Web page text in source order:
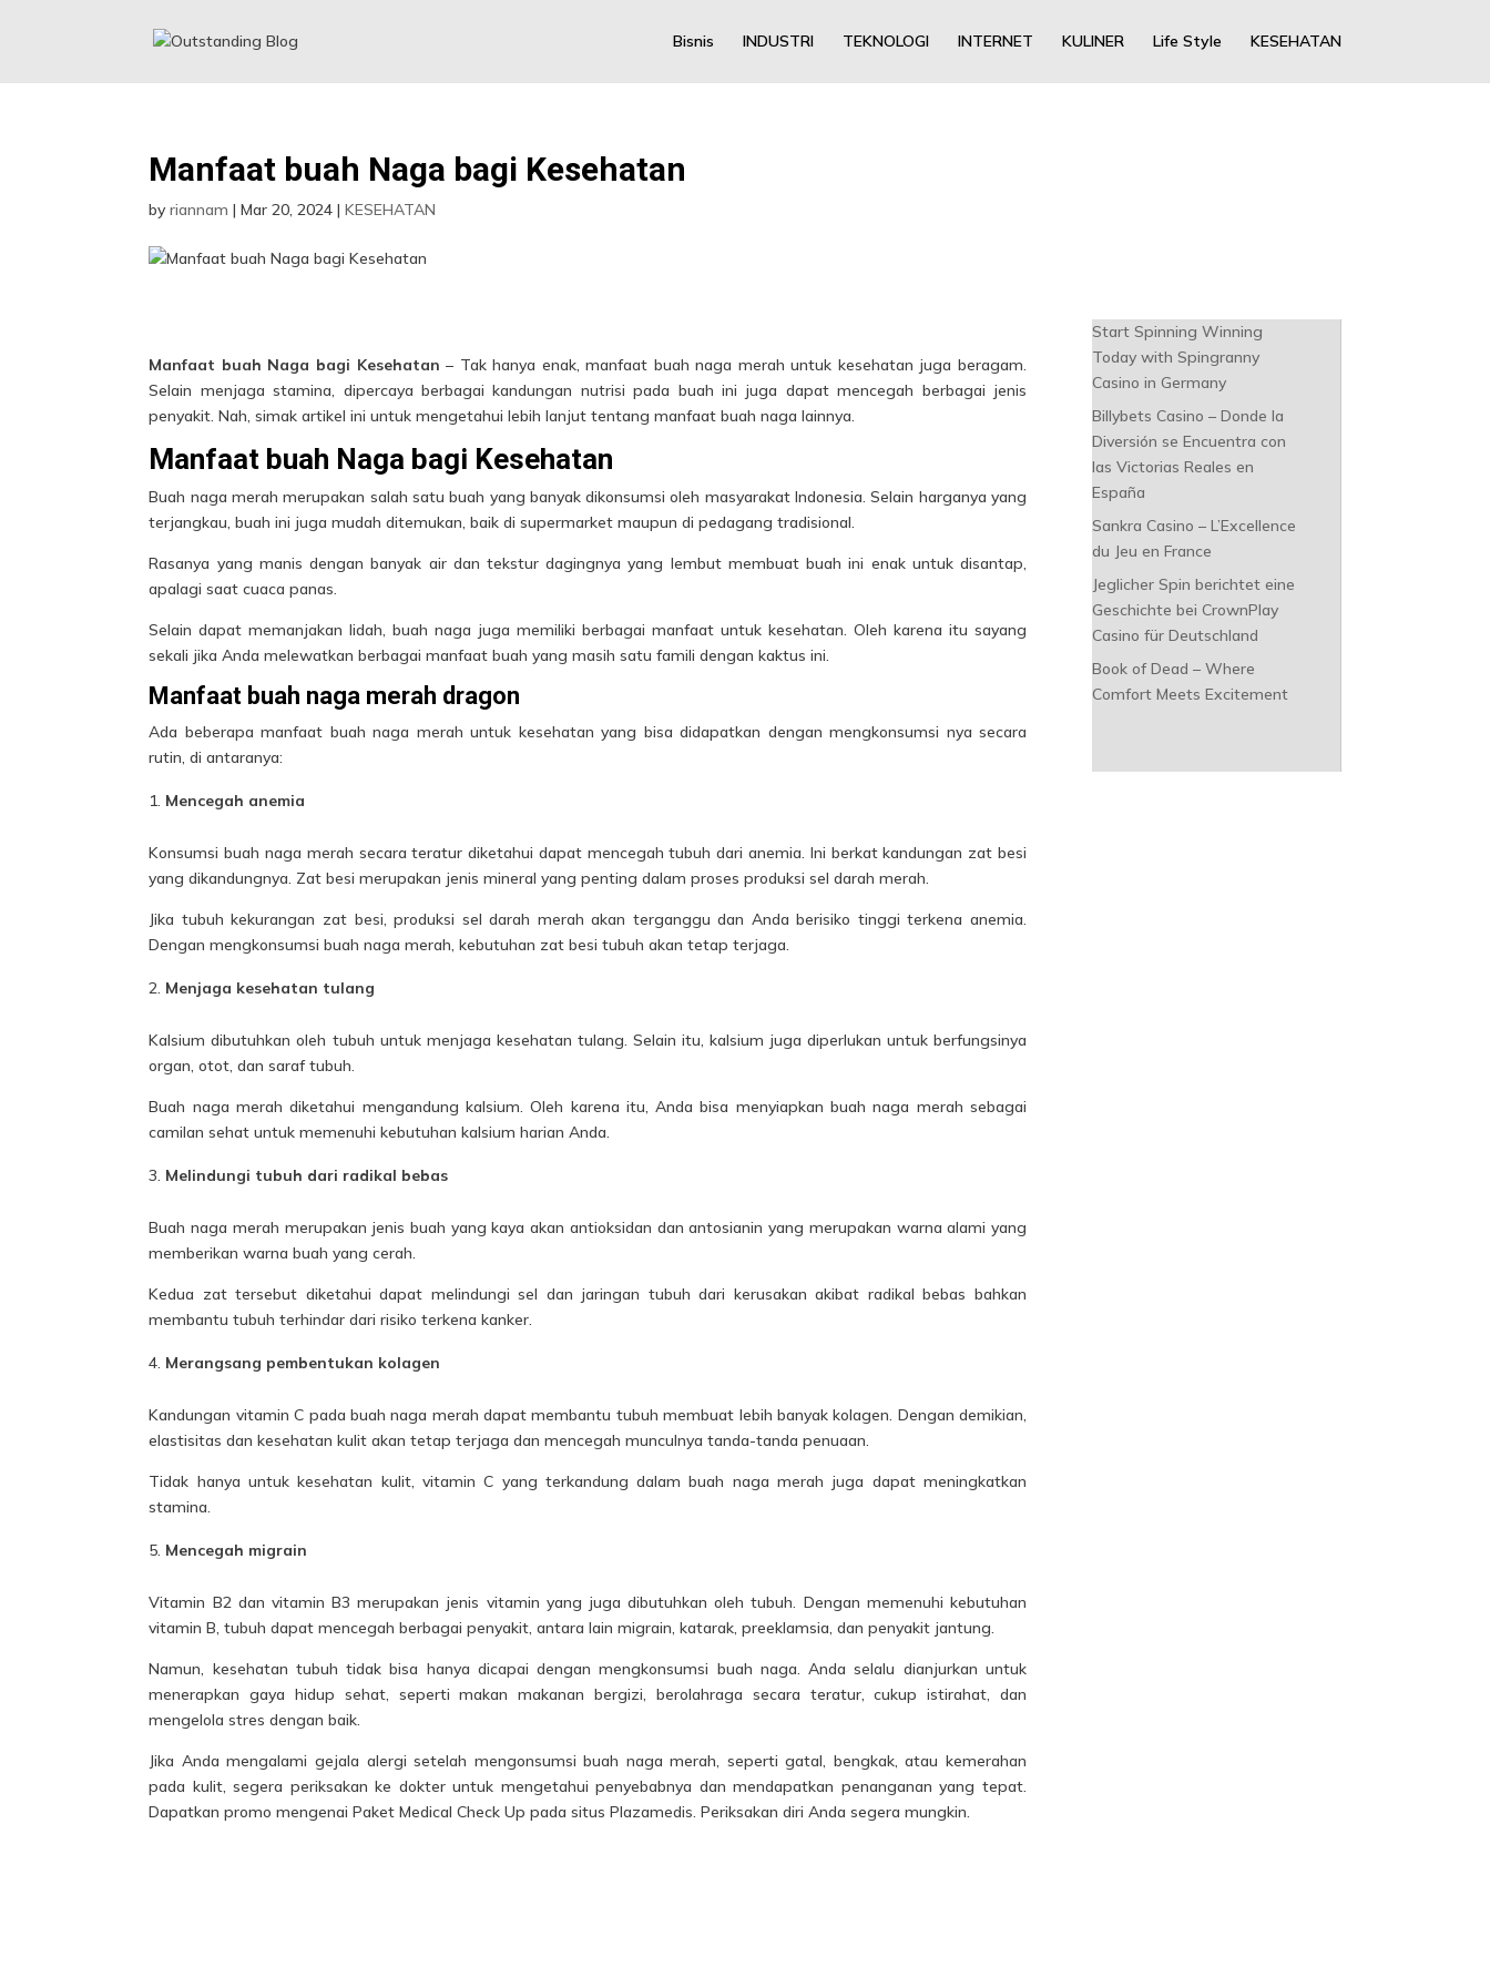
Bisnis INDUSTRI TEKNOLOGI INTERNET KULINER Life Style KESEHATAN
Manfaat buah Naga bagi Kesehatan
byriannam |Mar 20, 2024 |KESEHATAN
Manfaat buah Naga bagi Kesehatan– Tak hanya enak, manfaat buah naga merah untuk kesehatan juga beragam.
Selain menjaga stamina, dipercaya berbagai kandungan nutrisi pada buah ini juga dapat mencegah berbagai jenis
penyakit. Nah, simak artikel ini untuk mengetahui lebih lanjut tentang manfaat buah naga lainnya.
Manfaat buah Naga bagi Kesehatan
Buah naga merah merupakan salah satu buah yang banyak dikonsumsi oleh masyarakat Indonesia. Selain harganya yang
terjangkau, buah ini juga mudah ditemukan, baik di supermarket maupun di pedagang tradisional.
Rasanya yang manis dengan banyak air dan tekstur dagingnya yang lembut membuat buah ini enak untuk disantap,
apalagi saat cuaca panas.
Selain dapat memanjakan lidah, buah naga juga memiliki berbagai manfaat untuk kesehatan. Oleh karena itu sayang
sekali jika Anda melewatkan berbagaimanfaat buah yang masih satu famili dengan kaktus ini.
Manfaat buah naga merah dragon
Ada beberapa manfaat buah naga merah untuk kesehatan yang bisa didapatkan dengan mengkonsumsi nya secara
rutin, di antaranya:
Mencegah anemia
Konsumsi buah naga merah secara teratur diketahui dapat mencegah tubuh dari anemia. Ini berkat kandungan zat besi
yang dikandungnya. Zat besi merupakan jenis mineral yang penting dalam proses produksi sel darah merah.
Jika tubuh kekurangan zat besi, produksi sel darah merah akan terganggu dan Anda berisiko tinggi terkena anemia.
Dengan mengkonsumsi buah naga merah, kebutuhan zat besi tubuh akan tetap terjaga.
Menjaga kesehatan tulang
Kalsium dibutuhkan oleh tubuh untuk menjaga kesehatan tulang. Selain itu, kalsium juga diperlukan untuk berfungsinya
organ, otot, dan saraf tubuh.
Buah naga merah diketahui mengandung kalsium. Oleh karena itu, Anda bisa menyiapkan buah naga merah sebagai
camilan sehat untuk memenuhi kebutuhan kalsium harian Anda.
Melindungi tubuh dari radikal bebas
Buah naga merah merupakan jenis buah yang kaya akan antioksidan dan antosianin yang merupakan warna alami yang
memberikan warna buah yang cerah.
Kedua zat tersebut diketahui dapat melindungi sel dan jaringan tubuh dari kerusakan akibat radikal bebas bahkan
membantu tubuh terhindar dari risiko terkena kanker.
Merangsang pembentukan kolagen
Kandungan vitamin C pada buah naga merah dapat membantu tubuh membuat lebih banyak kolagen. Dengan demikian,
elastisitas dan kesehatan kulit akan tetap terjaga dan mencegah munculnya tanda-tanda penuaan.
Tidak hanya untuk kesehatan kulit, vitamin C yang terkandung dalam buah naga merah juga dapat meningkatkan
stamina.
Mencegah migrain
Vitamin B2 dan vitamin B3 merupakan jenis vitamin yang juga dibutuhkan oleh tubuh. Dengan memenuhi kebutuhan
vitamin B, tubuh dapat mencegah berbagai penyakit, antara lain migrain, katarak, preeklamsia, dan penyakit jantung.
Namun, kesehatan tubuh tidak bisa hanya dicapai dengan mengkonsumsi buah naga. Anda selalu dianjurkan untuk
menerapkan gaya hidup sehat, seperti makan makanan bergizi, berolahraga secara teratur, cukup istirahat, dan
mengelola stres dengan baik.
Jika Anda mengalami gejala alergi setelah mengonsumsi buah naga merah, seperti gatal, bengkak, atau kemerahan
pada kulit, segera periksakan ke dokter untuk mengetahui penyebabnya dan mendapatkan penanganan yang tepat.
Dapatkan promo mengenai Paket Medical Check Up pada situs Plazamedis. Periksakan diri Anda segera mungkin.
Start Spinning Winning
Today with Spingranny
Casino in Germany
Billybets Casino – Donde la
Diversión se Encuentra con
las Victorias Reales en
España
Sankra Casino – L’Excellence
du Jeu en France
Jeglicher Spin berichtet eine
Geschichte bei CrownPlay
Casino für Deutschland
Book of Dead – Where
Comfort Meets Excitement